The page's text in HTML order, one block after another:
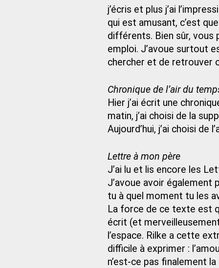
j’écris et plus j’ai
qui est amusant, c’est
différents. Bien sûr, vous
emploi. J’avoue surtout
chercher et de retrouver
Chronique de l’air du
Hier j’ai écrit une
matin, j’ai choisi de la
Aujourd’hui, j’ai choisi de
Lettre à mon père
J’ai lu et lis encore les
J’avoue avoir
tu à quel moment tu les
La force de ce texte est
écrit (et
l’espace. Rilke a cette
difficile à exprimer :
n’est-ce pas finalement